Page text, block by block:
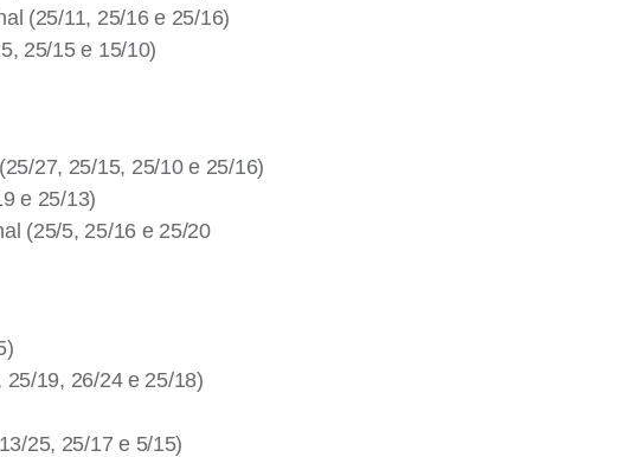
(25/11, 25/16 e 25/16)
25/15 e 15/10)
27, 25/15, 25/10 e 25/16)
e 25/13)
(25/5, 25/16 e 25/20
19, 26/24 e 25/18)
25, 25/17 e 5/15)